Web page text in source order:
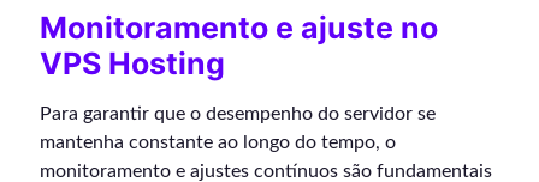
Monitoramento e ajuste no
VPS Hosting
Para garantir que o desempenho do servidor se
mantenha constante ao longo do tempo, o
monitoramento e ajustes contínuos são fundamentais